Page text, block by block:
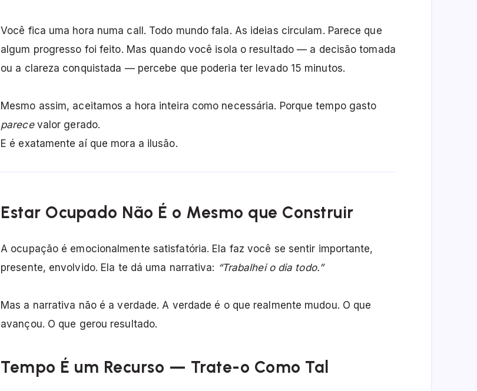
Você fica uma hora numa call. Todo mundo fala. As ideias circulam. Parece que
algum progresso foi feito. Mas quando você isola o resultado — a decisão tomada
ou a clareza conquistada — percebe que poderia ter levado 15 minutos.
Mesmo assim, aceitamos a hora inteira como necessária. Porque tempo gasto
parecevalor gerado.
E é exatamente aí que mora a ilusão.
Estar Ocupado Não É o Mesmo que Construir
A ocupação é emocionalmente satisfatória. Ela faz você se sentir importante,
presente, envolvido. Ela te dá uma narrativa: “Trabalhei o dia todo.”
Mas a narrativa não é a verdade. A verdade é o que realmente mudou. O que
avançou. O que gerou resultado.
Tempo É um Recurso — Trate-o Como Tal